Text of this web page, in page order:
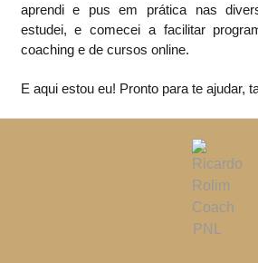
aprendi e pus em prática nas
estudei, e comecei a facilitar
coaching e de cursos online.
E aqui estou eu! Pronto para te ajudar,